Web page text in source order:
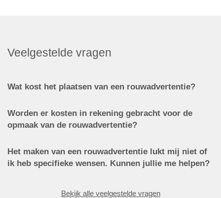
Veelgestelde vragen
Wat kost het plaatsen van een rouwadvertentie?
Worden er kosten in rekening gebracht voor de
opmaak van de rouwadvertentie?
Het maken van een rouwadvertentie lukt mij niet of
ik heb specifieke wensen. Kunnen jullie me helpen?
Bekijk alle veelgestelde vragen